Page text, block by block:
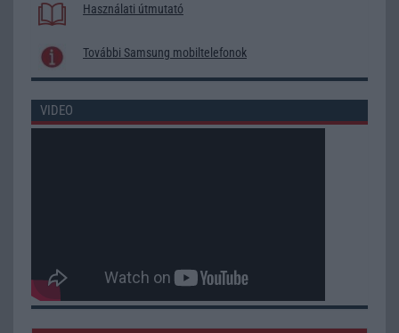
Használati útmutató
További Samsung mobiltelefonok
VIDEO